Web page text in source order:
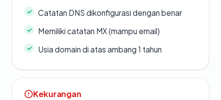
Catatan DNS dikonfigurasi dengan benar
Memiliki catatan MX (mampu email)
Usia domain di atas ambang 1 tahun
Kekurangan